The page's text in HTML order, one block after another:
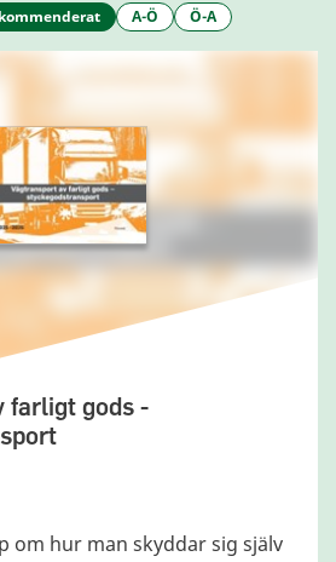
A-Ö Ö-A
farligt gods -
om hur man skyddar sig själv